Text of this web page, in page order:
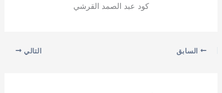
كود عبد الصمد القرشي
السابق التالي